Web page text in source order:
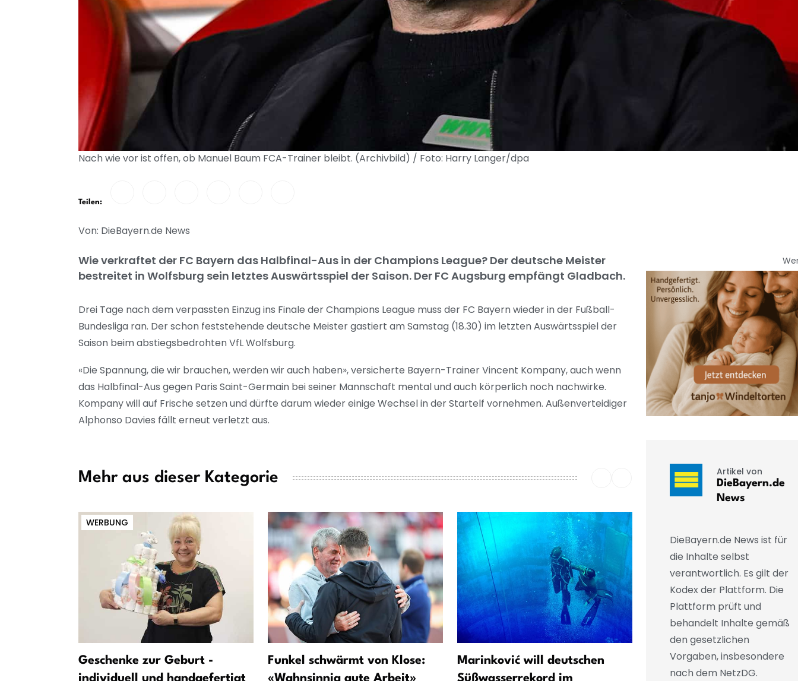
Nach wie vor ist offen, ob Manuel Baum FCA-Trainer bleibt. (Archivbild) / Foto: Harry Langer/dpa
Teilen:
Von: DieBayern.de News
Wie verkraftet der FC Bayern das Halbfinal-Aus in der Champions League? Der deutsche Meister
bestreitet in Wolfsburg sein letztes Auswärtsspiel der Saison. Der FC Augsburg empfängt Gladbach.
Drei Tage nach dem verpassten Einzug ins Finale der Champions League muss der FC Bayern wieder in der Fußball-
Bundesliga ran. Der schon feststehende deutsche Meister gastiert am Samstag (18.30) im letzten Auswärtsspiel der
Saison beim abstiegsbedrohten VfL Wolfsburg.
«Die Spannung, die wir brauchen, werden wir auch haben», versicherte Bayern-Trainer Vincent Kompany, auch wenn
das Halbfinal-Aus gegen Paris Saint-Germain bei seiner Mannschaft mental und auch körperlich noch nachwirke.
Kompany will auf Frische setzen und dürfte darum wieder einige Wechsel in der Startelf vornehmen. Außenverteidiger
Alphonso Davies fällt erneut verletzt aus.
Mehr aus dieser Kategorie
WERBUNG
Geschenke zur Geburt -
Funkel schwärmt von Klose:
Marinković will deutschen
Bayern blickt schon auf
Artikel von
DieBayern.de
News
DieBayern.de News ist für
die Inhalte selbst
verantwortlich. Es gilt der
Kodex der Plattform. Die
Plattform prüft und
behandelt Inhalte gemäß
den gesetzlichen
Vorgaben, insbesondere
nach dem NetzDG.